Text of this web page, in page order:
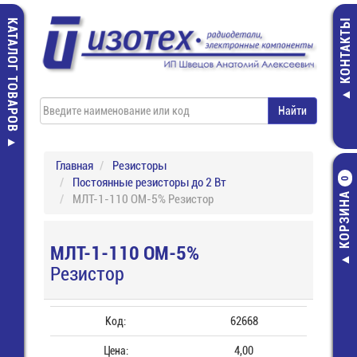
КАТАЛОГ ТОВАРОВ КОНТАКТЫ
КОРЗИНА
0
Главная
Резисторы
Постоянные резисторы до 2 Вт
МЛТ-1-110 ОМ-5% Резистор
МЛТ-1-110 ОМ-5%
Резистор
Код: 62668
Цена: 4,00